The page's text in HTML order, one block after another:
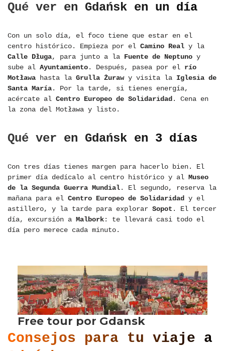
Qué ver en Gdańsk en un día
Con un solo día, el foco tiene que estar en el
centro histórico. Empieza por el Camino Real y la
Calle Długa, para junto a la Fuente de Neptuno y
sube al Ayuntamiento. Después, pasea por el río
Motława hasta la Grulla Żurawy visita la Iglesia de
Santa María. Por la tarde, si tienes energía,
acércate al Centro Europeo de Solidaridad. Cena en
la zona del Motława y listo.
Qué ver en Gdańsk en 3 días
Con tres días tienes margen para hacerlo bien. El
primer día dedícalo al centro histórico y al Museo
de la Segunda Guerra Mundial. El segundo, reserva la
mañana para el Centro Europeo de Solidaridad y el
astillero, y la tarde para explorar Sopot . El tercer
día, excursión a Malbork: te llevará casi todo el
día pero merece cada minuto.
Consejos para tu viaje a